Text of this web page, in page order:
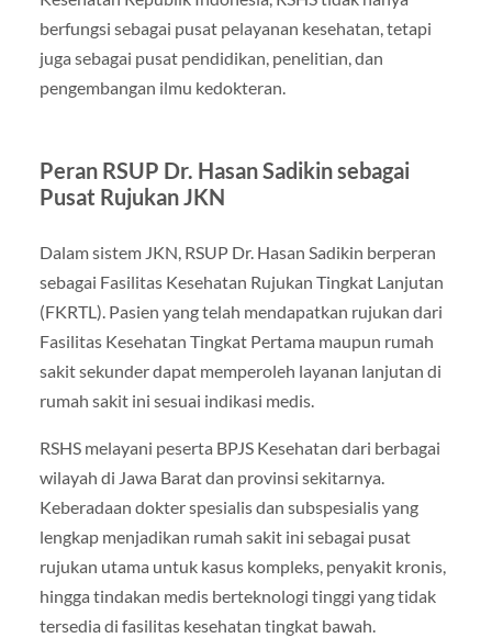
berfungsi sebagai pusat pelayanan kesehatan, tetapi
juga sebagai pusat pendidikan, penelitian, dan
pengembangan ilmu kedokteran.
Peran RSUP Dr. Hasan Sadikin sebagai
Pusat Rujukan JKN
Dalam sistem JKN, RSUP Dr. Hasan Sadikin berperan
sebagai Fasilitas Kesehatan Rujukan Tingkat Lanjutan
(FKRTL). Pasien yang telah mendapatkan rujukan dari
Fasilitas Kesehatan Tingkat Pertama maupun rumah
sakit sekunder dapat memperoleh layanan lanjutan di
rumah sakit ini sesuai indikasi medis.
RSHS melayani peserta BPJS Kesehatan dari berbagai
wilayah di Jawa Barat dan provinsi sekitarnya.
Keberadaan dokter spesialis dan subspesialis yang
lengkap menjadikan rumah sakit ini sebagai pusat
rujukan utama untuk kasus kompleks, penyakit kronis,
hingga tindakan medis berteknologi tinggi yang tidak
tersedia di fasilitas kesehatan tingkat bawah.